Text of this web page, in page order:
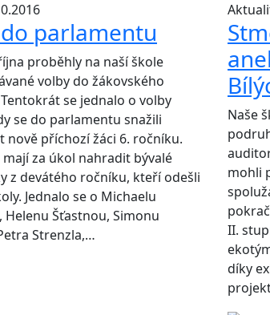
parlamentu
proběhly na naší škole
volby do žákovského
se jednalo o volby
se do parlamentu snažili
nově příchozí žáci 6. ročníku.
mají za úkol nahradit bývalé
z devátého ročníku, kteří odešli
Jednalo se o Michaelu
Helenu Šťastnou, Simonu
Strenzla,…
Naše
mohli
II.
díky